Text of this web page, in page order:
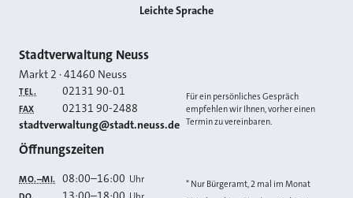
Leichte Sprache
Kontakt
Stadtverwaltung Neuss
Markt 2 ·41460 Neuss
TEL. 02131 90-01
FAX 02131 90-2488
E-MAIL
stadtverwaltung@stadt.neuss.de
Für ein persönliches Gespräch
empfehlen wir Ihnen, vorher einen
Termin zu vereinbaren.
Öffnungszeiten
MO.–MI. 08:00–16:00 Uhr
* Nur Bürgeramt, 2 mal im Monat